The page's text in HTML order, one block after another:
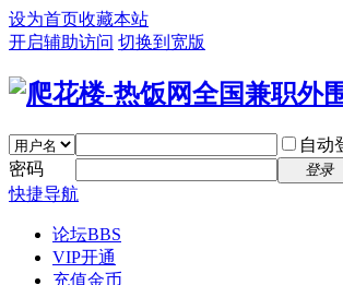
设为首页收藏本站
开启辅助访问 切换到宽版
自动
密码
登录
快捷导航
论坛BBS
VIP开通
充值金币